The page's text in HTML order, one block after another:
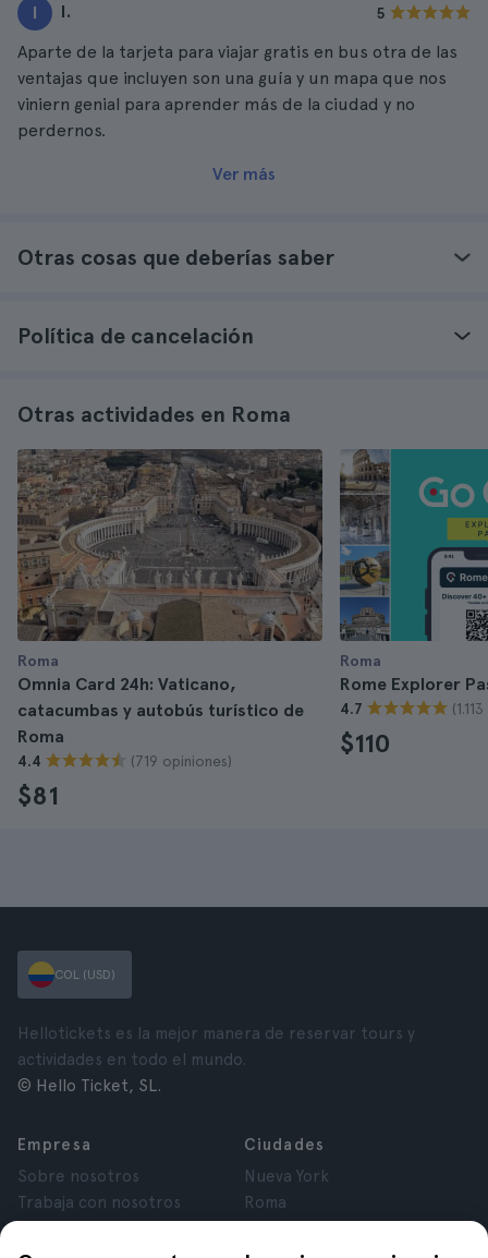
I I. 5
Aparte de la tarjeta para viajar gratis en bus otra de las
ventajas que incluyen son una guía y un mapa que nos
viniern genial para aprender más de la ciudad y no
perdernos.
Ver más
Otras cosas que deberías saber
Política de cancelación
Otras actividades en Roma
Roma
Omnia Card 24h: Vaticano,
catacumbas y autobús turístico de
Roma
4.4 (719 opiniones)
$81
Roma
Rome Explorer
4.7
$110
COL (USD)
Hellotickets es la mejor manera de reservar tours y
actividades en todo el mundo.
© Hello Ticket, SL.
Empresa
Sobre nosotros
Trabaja con nosotros
Ciudades
Nueva York
Roma